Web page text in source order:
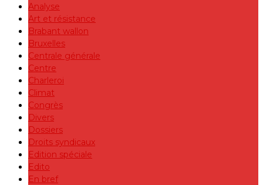
Analyse
Art et résistance
Brabant wallon
Bruxelles
Centrale générale
Centre
Charleroi
Climat
Congrès
Divers
Dossiers
Droits syndicaux
Edition spéciale
Edito
En bref